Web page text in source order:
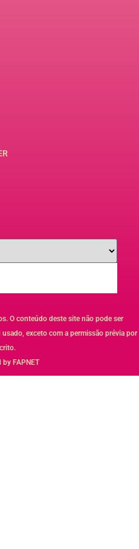
O conteúdo deste site não pode ser
exceto com a permissão prévia por
by FAPNET